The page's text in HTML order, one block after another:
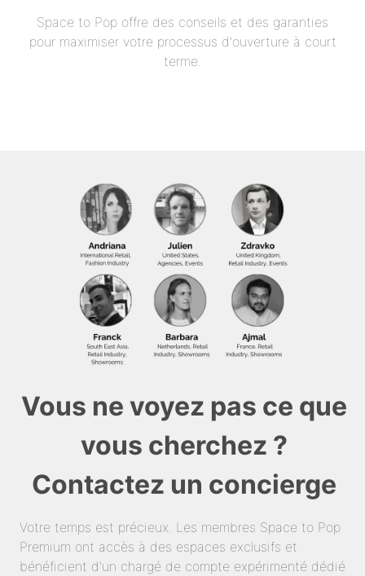
Space to Pop offre des conseils et des garanties
pour maximiser votre processus d'ouverture à court
terme.
Vous ne voyez pas ce que
vous cherchez ?
Contactez un concierge
Votre temps est précieux. Les membres Space to Pop
Premium ont accès à des espaces exclusifs et
bénéficient d'un chargé de compte expérimenté dédié